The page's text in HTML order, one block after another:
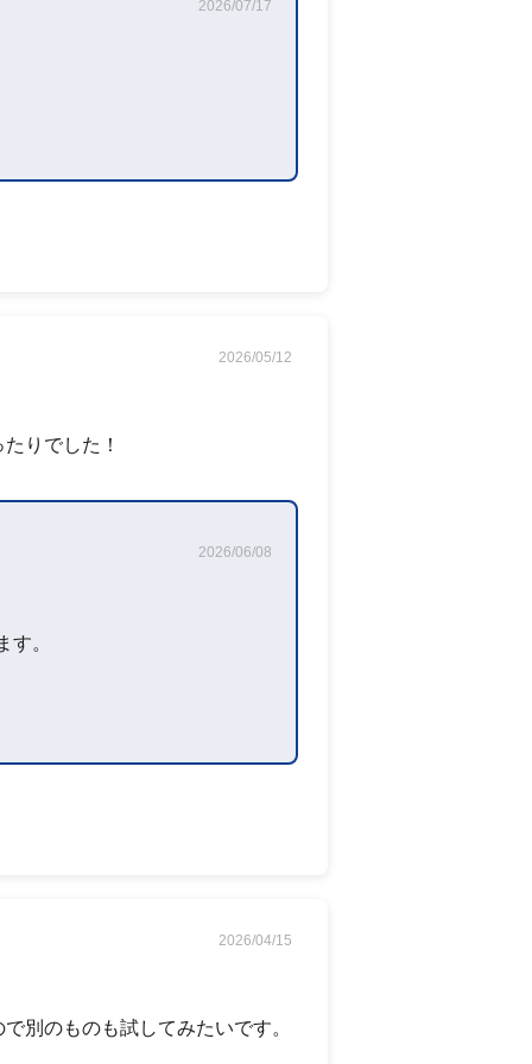
2026/07/17
2026/05/12
りでした！
2026/06/08
。
2026/04/15
別のものも試してみたいです。